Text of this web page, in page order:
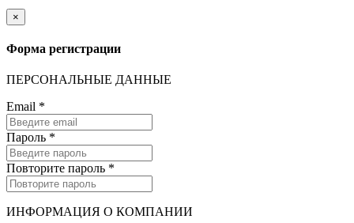
×
Форма регистрации
ПЕРСОНАЛЬНЫЕ ДАННЫЕ
Email *
Пароль *
Повторите пароль *
ИНФОРМАЦИЯ О КОМПАНИИ